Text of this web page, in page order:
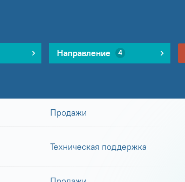
Направление 4
Продажи
Техническая поддержка